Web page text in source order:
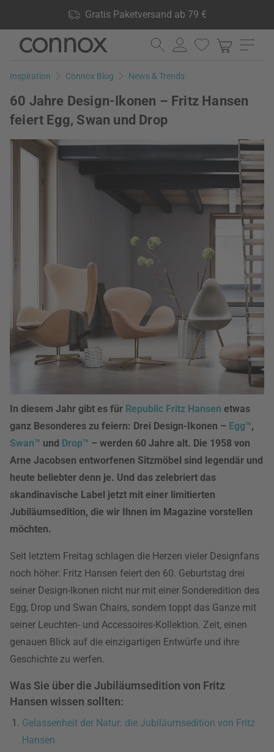
Gratis Paketversand ab 79 €
lagernd, 60 Tage Rückgaberecht
Direkt
Seiteninhalt
Direkt
Suchfeld
Inspiration Connox Blog News & Trends
60 Jahre Design-Ikonen – Fritz Hansen
feiert Egg, Swan und Drop
In diesem Jahr gibt es für Republic Fritz Hansen etwas
ganz Besonderes zu feiern: Drei Design-Ikonen – Egg™,
Swan™ und Drop™ – werden 60 Jahre alt. Die 1958 von
Arne Jacobsen entworfenen Sitzmöbel sind legendär und
heute beliebter denn je. Und das zelebriert das
skandinavische Label jetzt mit einer limitierten
Jubiläumsedition, die wir Ihnen im Magazine vorstellen
möchten.
Seit letztem Freitag schlagen die Herzen vieler Designfans
noch höher: Fritz Hansen feiert den 60. Geburtstag drei
seiner Design-Ikonen nicht nur mit einer Sonderedition des
Egg, Drop und Swan Chairs, sondern toppt das Ganze mit
seiner Leuchten- und Accessoires-Kollektion. Zeit, einen
genauen Blick auf die einzigartigen Entwürfe und ihre
Geschichte zu werfen.
Was Sie über die Jubiläumsedition von Fritz
Hansen wissen sollten:
Gelassenheit der Natur: die Jubiläumsedition von Fritz
Hansen